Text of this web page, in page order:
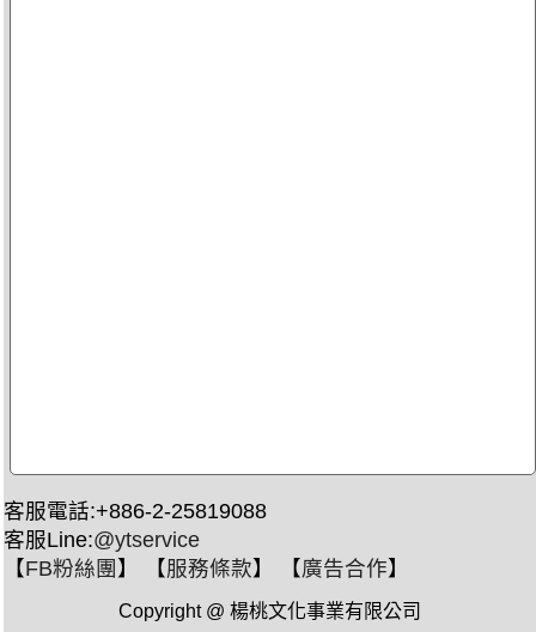
客服電話:+886-2-25819088
客服Line:@ytservice
【FB粉絲團 】 【服務條款】 【廣告合作】
Copyright @ 楊桃文化事業有限公司